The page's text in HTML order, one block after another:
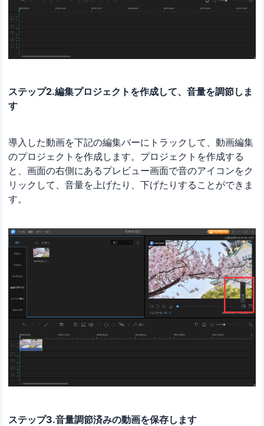
ステップ2.編集プロジェクトを作成して、音量を調節しま
す
導入した動画を下記の編集バーにトラックして、動画編集
のプロジェクトを作成します。プロジェクトを作成する
と、画面の右側にあるプレビュー画面で音のアイコンをク
リックして、音量を上げたり、下げたりすることができま
す。
ステップ3.音量調節済みの動画を保存します